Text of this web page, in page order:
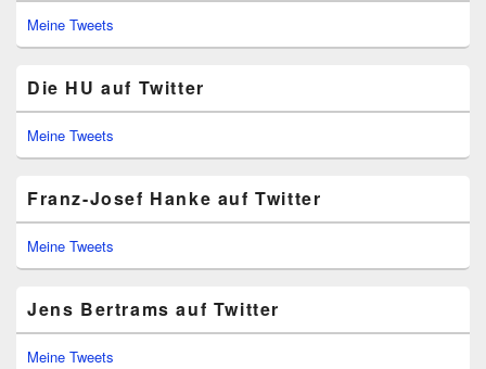
Meine Tweets
Die HU auf Twitter
Meine Tweets
Franz-Josef Hanke auf Twitter
Meine Tweets
Jens Bertrams auf Twitter
Meine Tweets